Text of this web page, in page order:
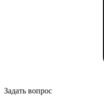
Задать вопрос